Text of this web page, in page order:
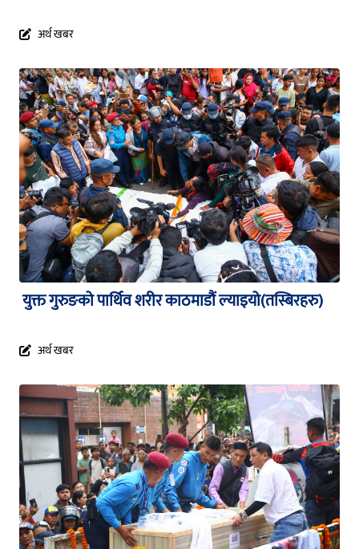
अर्थ खबर
युक्त गुरुङको पार्थिव शरीर काठमाडौं ल्याइयो(तस्बिरहरु)
अर्थ खबर